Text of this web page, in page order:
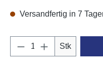
Versandfertig in 7
Produkt Anzahl:
Stk